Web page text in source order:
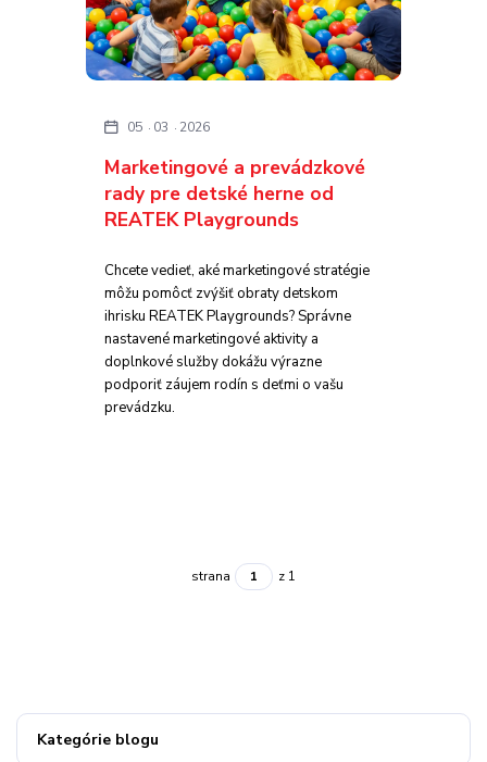
Kategórie blogu
Marketingové a prevádzkové
rady pre detské herne od
REATEK Playgrounds
05 03 2026
Chcete vedieť, aké marketingové stratégie
môžu pomôcť zvýšiť obraty detskom
ihrisku REATEK Playgrounds? Správne
nastavené marketingové aktivity a
doplnkové služby dokážu výrazne
podporiť záujem rodín s deťmi o vašu
prevádzku.
strana z 1